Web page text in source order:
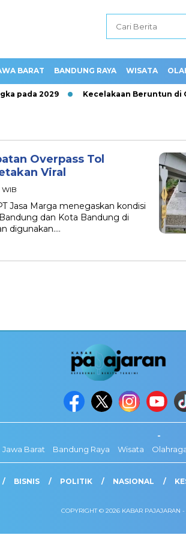
BARAT BANDUNG RAYA WISATA
pada 2029 Kecelakaan Beruntun di
Overpass Tol
Viral
Jasa Marga menegaskan kondisi
dan Kota Bandung di
digunakan….
-
Jawa Barat Bandung Raya Wisata
BISNIS POLITIK NASIONAL
COPYRIGHT © 2026 KABAR PAJAJARAN -